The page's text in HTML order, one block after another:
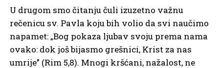
U drugom smo čitanju čuli izuzetno važnu
rečenicu sv. Pavla koju bih volio da svi naučimo
napamet: „Bog pokaza ljubav svoju prema nama
ovako: dok još bijasmo grešnici, Krist za nas
umrije” (Rim 5,8). Mnogi kršćani, nažalost, ne